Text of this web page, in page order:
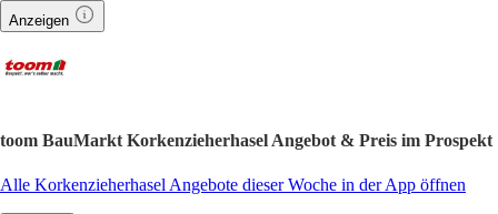
Anzeigen
toom BauMarkt Korkenzieherhasel Angebot & Preis im Prospekt
Alle Korkenzieherhasel Angebote dieser Woche in der App öffnen